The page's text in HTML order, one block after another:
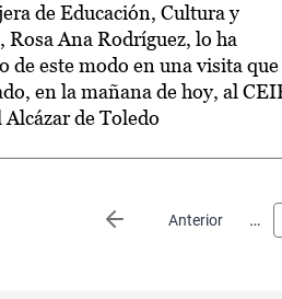
de Educación, Cultura y
Rosa Ana Rodríguez, lo ha
de este modo en una visita que
en la mañana de hoy, al
Alcázar de Toledo
Anterior
Página anterior …